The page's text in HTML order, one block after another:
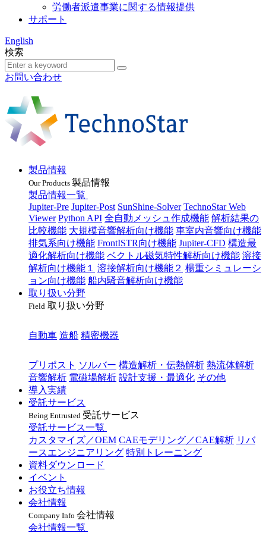
労働者派遣事業に関する情報提供
サポート
English
検索
お問い合わせ
製品情報
Our Products 製品情報
製品情報一覧
Jupiter-Pre Jupiter-Post SunShine-Solver TechnoStar Web
Viewer Python API 全自動メッシュ作成機能 解析結果の
比較機能 大規模音響解析向け機能 車室内音響向け機能
排気系向け機能 FrontISTR向け機能 Jupiter-CFD 構造最
適化解析向け機能 ベクトル磁気特性解析向け機能 溶接
解析向け機能１
溶接解析向け機能２ 楊重シミュレーシ
ョン向け機能 船内騒音解析向け機能
取り扱い分野
Field 取り扱い分野
自動車 造船 精密機器
プリポスト ソルバー 構造解析・伝熱解析 熱流体解析
音響解析 電磁場解析 設計支援・最適化 その他
導入実績
受託サービス
Being Entrusted 受託サービス
受託サービス一覧
カスタマイズ／OEM CAEモデリング／CAE解析 リバ
ースエンジニアリング 特別トレーニング
資料ダウンロード
イベント
お役立ち情報
会社情報
Company Info 会社情報
会社情報一覧